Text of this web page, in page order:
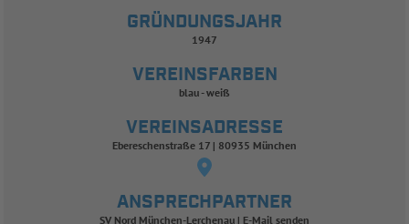
GRÜNDUNGSJAHR
1947
VEREINSFARBEN
blau - weiß
VEREINSADRESSE
Ebereschenstraße 17 | 80935 München
ANSPRECHPARTNER
SV Nord München-Lerchenau E-Mail senden